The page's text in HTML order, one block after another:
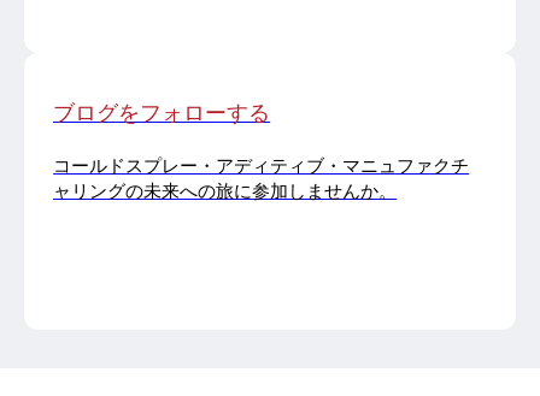
ブログをフォローする
コールドスプレー・アディティブ・マニュファクチ
ャリングの未来への旅に参加しませんか。